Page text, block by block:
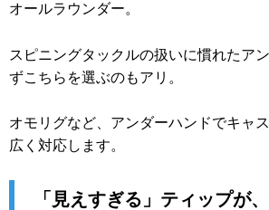
オールラウンダー。
スピニングタックルの扱いに慣れたア
ずこちらを選ぶのもアリ。
オモリグなど、アンダーハンドでキャ
広く対応します。
「見えすぎる」ティップが